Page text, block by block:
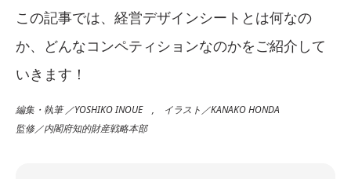
この記事では、経営デザインシートとは何なの
か、どんなコンペティションなのかをご紹介して
いきます！
編集・執筆 ／YOSHIKO INOUE , イラスト／KANAKO HONDA
監修／内閣府知的財産戦略本部